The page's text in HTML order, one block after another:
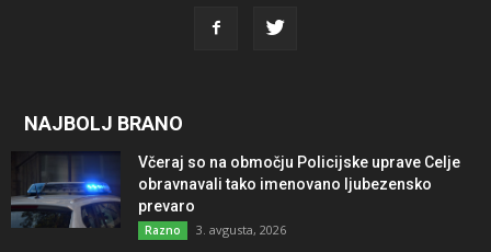
NAJBOLJ BRANO
Včeraj so na območju Policijske uprave Celje
obravnavali tako imenovano ljubezensko
prevaro
Razno 3. avgusta, 2026